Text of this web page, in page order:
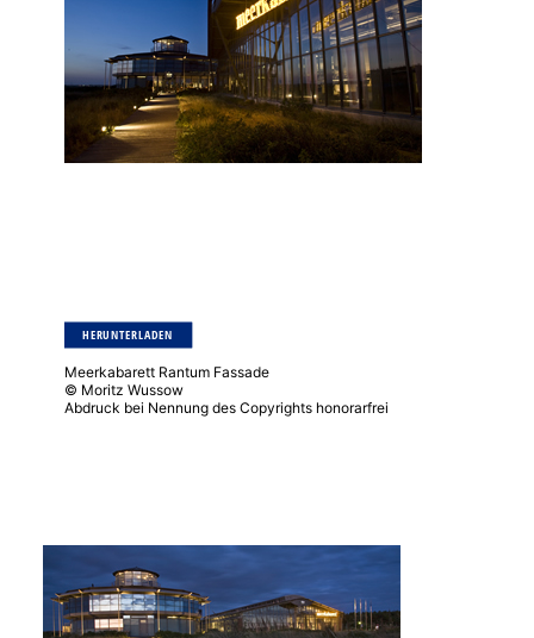
Meerkabarett Rantum Fassade
© Moritz Wussow
Abdruck bei Nennung des Copyrights honorarfrei
HERUNTERLADEN